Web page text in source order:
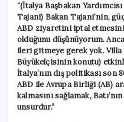
“(İtalya Başbakan
Tajani) Bakan Tajani’nin,
ABD ziyaretini iptal
olduğunu düşünüyorum.
ileri gitmeye gerek yok. Villa
Büyükelçisinin konutu)
İtalya’nın dış politikası
ABD ile Avrupa Birliği (AB)
kalmasını sağlamak,
unsurdur.”